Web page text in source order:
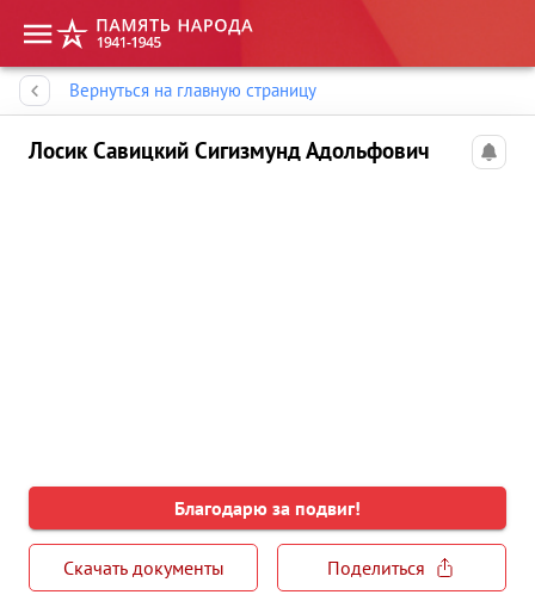
Вернуться на главную страницу
Лосик Савицкий Сигизмунд Адольфович
Благодарю за подвиг!
Скачать документы
Поделиться
Память народа